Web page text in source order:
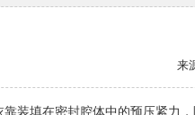
来
靠装填在密封腔体中的预压紧力